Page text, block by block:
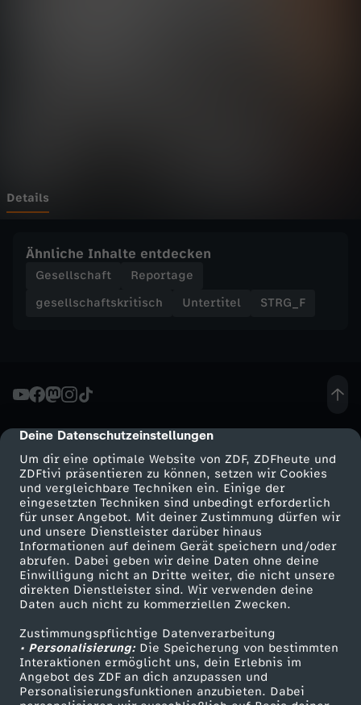
cmp-dialog-description
Deine Datenschutzeinstellungen
Um dir eine optimale Website von ZDF, ZDFheute und
ZDFtivi präsentieren zu können, setzen wir Cookies
und vergleichbare Techniken ein. Einige der
eingesetzten Techniken sind unbedingt erforderlich
für unser Angebot. Mit deiner Zustimmung dürfen wir
und unsere Dienstleister darüber hinaus
Informationen auf deinem Gerät speichern und/oder
abrufen. Dabei geben wir deine Daten ohne deine
Einwilligung nicht an Dritte weiter, die nicht unsere
direkten Dienstleister sind. Wir verwenden deine
Daten auch nicht zu kommerziellen Zwecken.
Zustimmungspflichtige Datenverarbeitung
• Personalisierung:Die Speicherung von bestimmten
Interaktionen ermöglicht uns, dein Erlebnis im
Angebot des ZDF an dich anzupassen und
Personalisierungsfunktionen anzubieten. Dabei
n
M
i
l
i
o
n
ä
r
i
m
T
Details
Ähnliche Inhalte entdecken
Gesellschaft
Reportage
gesellschaftskritisch
Untertitel STRG_F
Mehr ZDF
ZDF-Apps
Smart TV
ZDFtext
Livestreams
Sendungen A-Z
TV-Programm
Service
ZDFmitreden
Kontakt zum ZDF
Tickets
Zuschauerservice
Hilfe